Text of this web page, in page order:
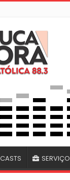
SERVIÇO